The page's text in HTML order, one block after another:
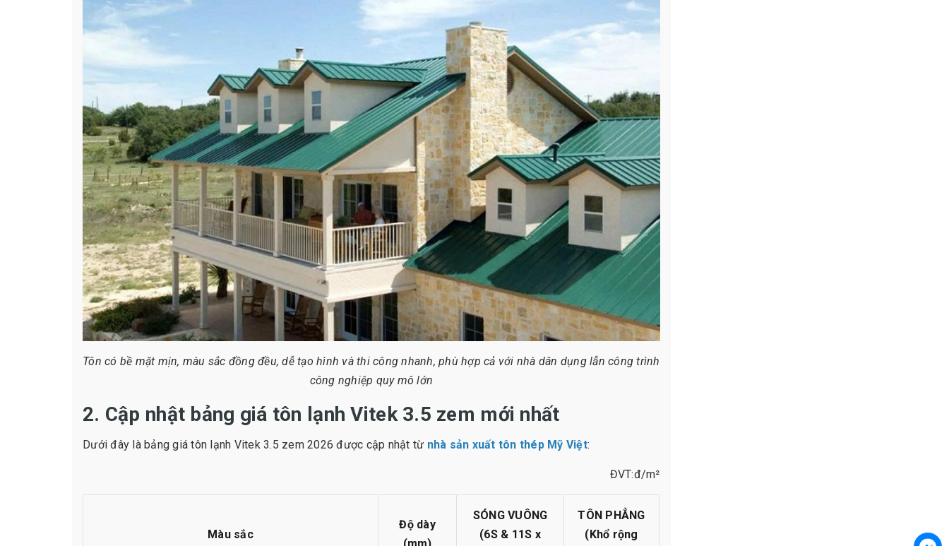
Tôn có bề mặt mịn, màu sắc đồng đều, dễ tạo hình và thi công nhanh, phù hợp cả với nhà dân dụng lẫn công trình
công nghiệp quy mô lớn
2. Cập nhật bảng giá tôn lạnh Vitek 3.5 zem mới nhất
Dưới đây là bảng giá tôn lạnh Vitek 3.5 zem 2026 được cập nhật từ nhà sản xuất tôn thép Mỹ Việt:
ĐVT:đ/m²
Màu sắc
Độ dày
SÓNG VUÔNG
(6S & 11S x
TÔN PHẲNG
(Khổ rộng